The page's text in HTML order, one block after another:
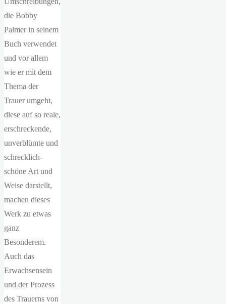
die Bobby
Palmer in seinem
Buch verwendet
und vor allem
wie er mit dem
Thema der
Trauer umgeht,
diese auf so reale,
erschreckende,
unverblümte und
schrecklich-
schöne Art und
Weise darstellt,
machen dieses
Werk zu etwas
ganz
Besonderem.
Auch das
Erwachsensein
und der Prozess
des Trauerns von